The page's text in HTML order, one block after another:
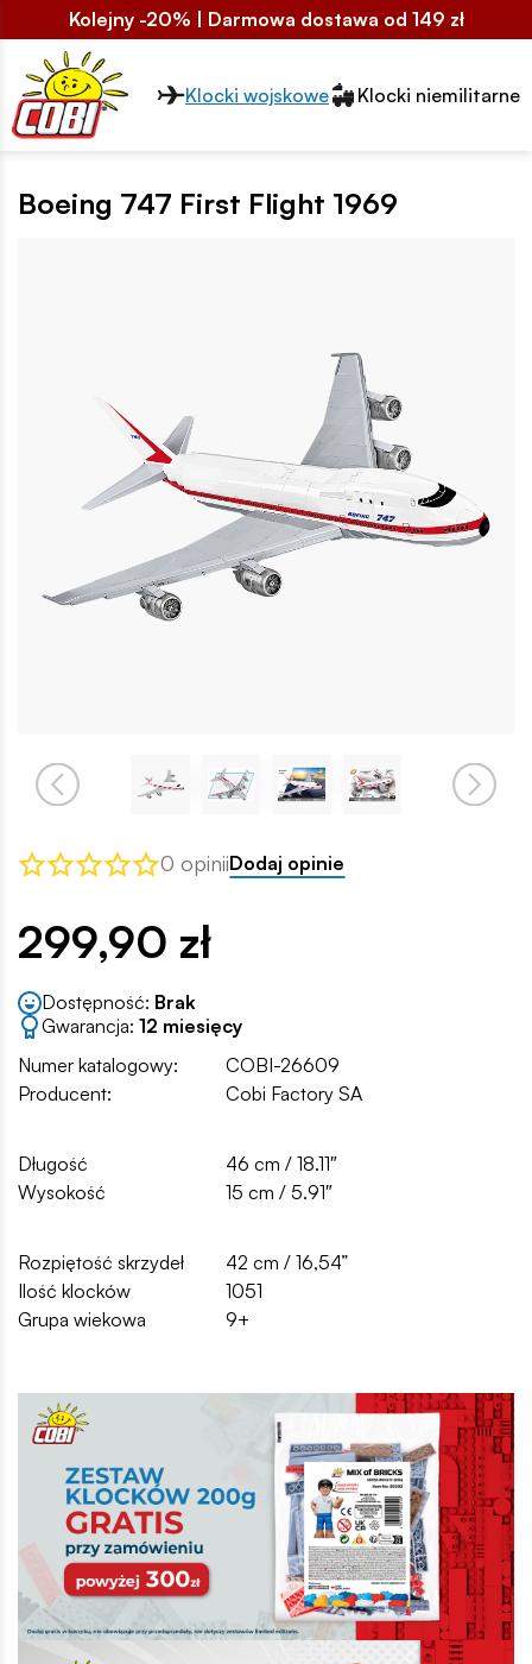
Kolejny -20% | Darmowa dostawa od 149 zł
Przełącznik segmentów2
Klocki wojskowe Klocki niemilitarne
Boeing 747 First Flight 1969
0 opiniiDodaj opinie
299,90 zł
Dostępność: Brak
Gwarancja: 12 miesięcy
Numer katalogowy:
COBI-26609
Producent:
Cobi Factory SA
Długość
46 cm / 18.11″
Wysokość
15 cm / 5.91″
Rozpiętość skrzydeł
42 cm / 16,54”
Ilość klocków
1051
Grupa wiekowa
9+